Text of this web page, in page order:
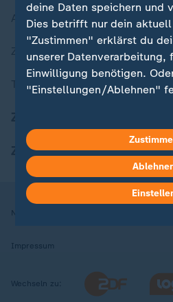
Aktuelle Sendungs-Videos
ZDFheute Stories
Themen im Überblick
ZDFheute Apps
Nutzungsbedingungen
Impressum
Wechseln zu:
deine Daten speichern und
Dies betrifft nur dein
"Zustimmen" erklärst du
unserer Datenverarbeitung,
Einwilligung benötigen.
"Einstellungen/Ablehnen"
kannst du jederzeit mit
in deinen Einstellungen
Hier findest du das
Weitere Informationen